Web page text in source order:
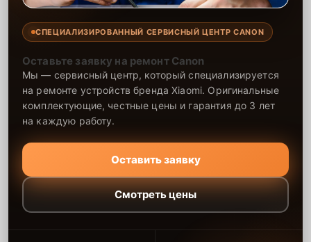
СПЕЦИАЛИЗИРОВАННЫЙ СЕРВИСНЫЙ ЦЕНТР CANON
Оставьте заявку на ремонт Canon
Мы — сервисный центр, который специализируется
на ремонте устройств бренда Xiaomi. Оригинальные
комплектующие, честные цены и гарантия до 3 лет
на каждую работу.
Оставить заявку
Смотреть цены